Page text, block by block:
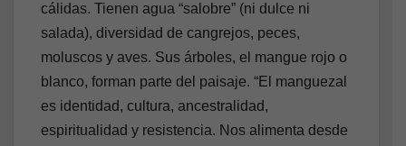
cálidas. Tienen agua “salobre” (ni dulce ni
salada), diversidad de cangrejos, peces,
moluscos y aves. Sus árboles, el mangue rojo o
blanco, forman parte del paisaje. “El manguezal
es identidad, cultura, ancestralidad,
espiritualidad y resistencia. Nos alimenta desde